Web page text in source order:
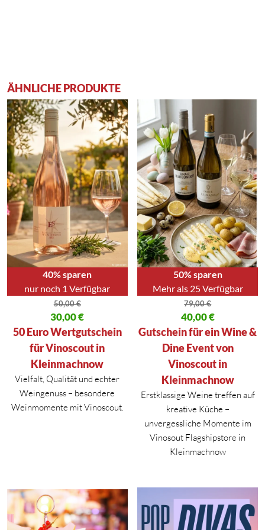
ÄHNLICHE PRODUKTE
40% sparen
nur noch 1 Verfügbar
50,00€
Ursprünglicher Preis war: 50,00 €
30,00€
Aktueller Preis ist: 30,00 €.
50 Euro Wertgutschein
für Vinoscout in
Kleinmachnow
Vielfalt, Qualität und echter
Weingenuss – besondere
Weinmomente mit Vinoscout.
50% sparen
Mehr als 25 Verfügbar
79,00€
Ursprünglicher Preis war:
40,00€
Aktueller Preis ist: 40,00 €.
Gutschein für ein Wine &
Dine Event von
Vinoscout in
Kleinmachnow
Erstklassige Weine treffen auf
kreative Küche –
unvergessliche Momente im
Vinosout Flagshipstore in
Kleinmachnow